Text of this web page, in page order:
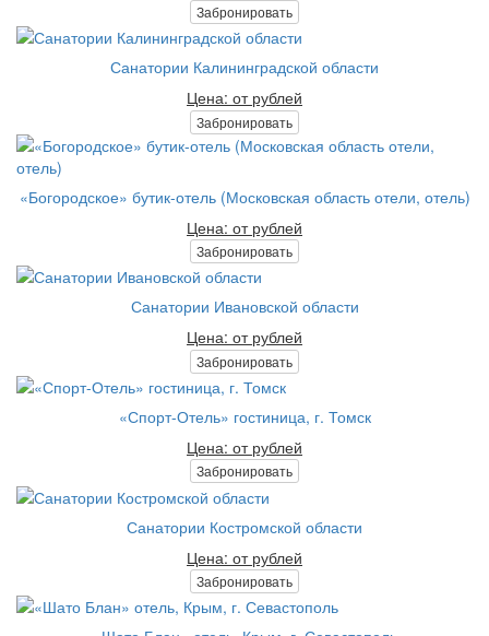
Забронировать
Санатории Калининградской области
Цена: от рублей
Забронировать
«Богородское» бутик-отель (Московская область отели, отель)
Цена: от рублей
Забронировать
Санатории Ивановской области
Цена: от рублей
Забронировать
«Спорт-Отель» гостиница, г. Томск
Цена: от рублей
Забронировать
Санатории Костромской области
Цена: от рублей
Забронировать